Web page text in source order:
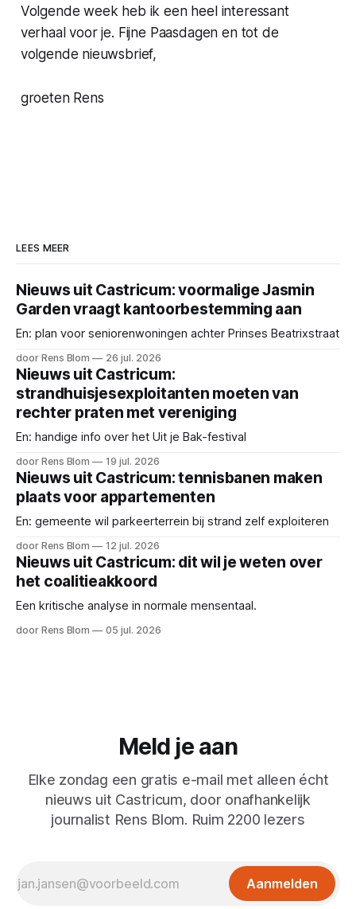
Volgende week heb ik een heel interessant
verhaal voor je. Fijne Paasdagen en tot de
volgende nieuwsbrief,
groeten Rens
LEES MEER
Nieuws uit Castricum: voormalige Jasmin
Garden vraagt kantoorbestemming aan
En: plan voor seniorenwoningen achter Prinses Beatrixstraat
door Rens Blom 26 jul. 2026
Nieuws uit Castricum:
strandhuisjesexploitanten moeten van
rechter praten met vereniging
En: handige info over het Uit je Bak-festival
door Rens Blom 19 jul. 2026
Nieuws uit Castricum: tennisbanen maken
plaats voor appartementen
En: gemeente wil parkeerterrein bij strand zelf exploiteren
door Rens Blom 12 jul. 2026
Nieuws uit Castricum: dit wil je weten over
het coalitieakkoord
Een kritische analyse in normale mensentaal.
door Rens Blom 05 jul. 2026
Meld je aan
Elke zondag een gratis e-mail met alleen écht
nieuws uit Castricum, door onafhankelijk
journalist Rens Blom. Ruim 2200 lezers
Aanmelden